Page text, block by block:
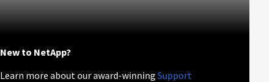
New to NetApp?
Learn more about our award-winningSupport